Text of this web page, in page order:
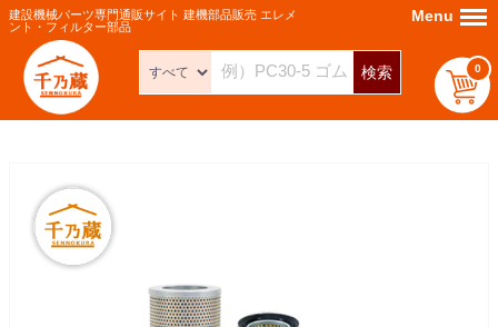
建設機械パーツ専門通販サイト 建機部品販売 エレメ
ント・フィルター部品
検索 0
Menu Menu